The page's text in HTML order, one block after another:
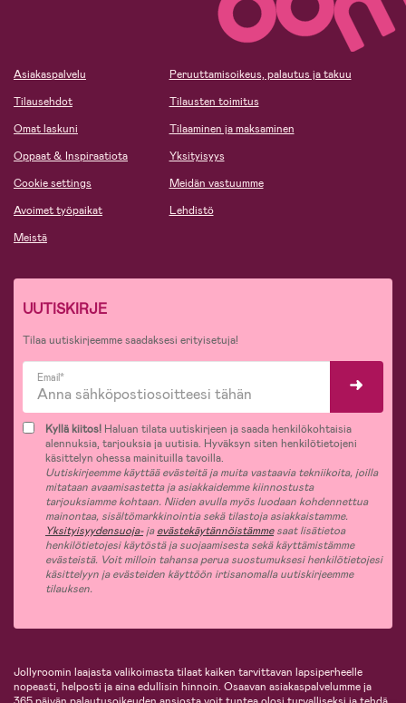
Asiakaspalvelu
Tilausehdot
Omat laskuni
Oppaat & Inspiraatiota
Cookie settings
Avoimet työpaikat
Meistä
Peruuttamisoikeus, palautus ja takuu
Tilausten toimitus
Tilaaminen ja maksaminen
Yksityisyys
Meidän vastuumme
Lehdistö
UUTISKIRJE
Tilaa uutiskirjeemme saadaksesi erityisetuja!
Email*
Kyllä kiitos! Haluan tilata uutiskirjeen ja saada henkilökohtaisia
alennuksia, tarjouksia ja uutisia. Hyväksyn siten henkilötietojeni
käsittelyn ohessa mainituilla tavoilla.
Uutiskirjeemme käyttää evästeitä ja muita vastaavia tekniikoita, joilla
mitataan avaamisastetta ja asiakkaidemme kiinnostusta
tarjouksiamme kohtaan. Niiden avulla myös luodaan kohdennettua
mainontaa, sisältömarkkinointia sekä tilastoja asiakkaistamme.
Yksityisyydensuoja-jaevästekäytännöistämmesaat lisätietoa
henkilötietojesi käytöstä ja suojaamisesta sekä käyttämistämme
evästeistä. Voit milloin tahansa perua suostumuksesi henkilötietojesi
käsittelyyn ja evästeiden käyttöön irtisanomalla uutiskirjeemme
tilauksen.
Jollyroomin laajasta valikoimasta tilaat kaiken tarvittavan lapsiperheelle
nopeasti, helposti ja aina edullisin hinnoin. Osaavan asiakaspalvelumme ja